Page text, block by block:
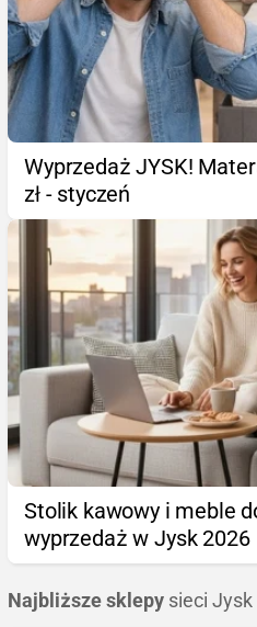
Wyprzedaż JYSK!
zł - styczeń
Stolik kawowy i meble
wyprzedaż w Jysk 2026
Najbliższe sklepy sieci Jysk